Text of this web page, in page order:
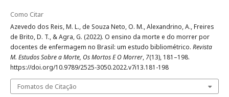
Como Citar
Azevedo dos Reis, M. L., de Souza Neto, O. M., Alexandrino, A., Freires
de Brito, D. T., & Agra, G. (2022). O ensino da morte e do morrer por
docentes de enfermagem no Brasil: um estudo bibliométrico. Revista
M. Estudos Sobre a Morte, Os Mortos E O Morrer, 7(13), 181–198.
https://doi.org/10.9789/2525-3050.2022.v7i13.181-198
Fomatos de Citação